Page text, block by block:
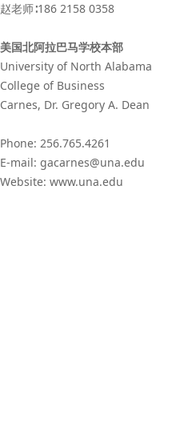
赵老师∶186 2158 0358
美国北阿拉巴马学校本部
University of North Alabama
College of Business
Carnes, Dr. Gregory A. Dean
Phone: 256.765.4261
E-mail: gacarnes@una.edu
Website: www.una.edu